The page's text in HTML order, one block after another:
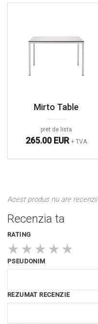
Mirto Table
pret de lista
265.00 EUR + TVA
Acest produs nu are
Recenzia ta
RATING
★ ★ ★ ★ ★
PSEUDONIM
REZUMAT RECENZIE